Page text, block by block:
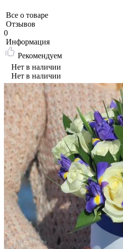
Все о товаре
Отзывов
0
Информация
Рекомендуем
Нет в наличии
Нет в наличии